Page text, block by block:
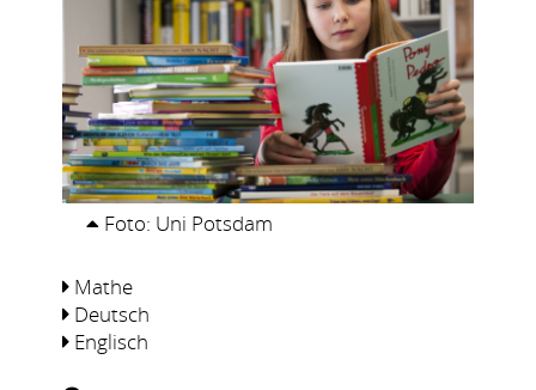
Foto: Uni Potsdam
Mathe
Deutsch
Englisch